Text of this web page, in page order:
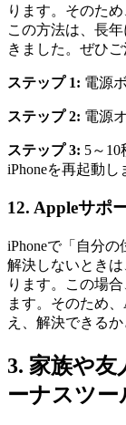
ります。そのた
この方法は、長
きました。ぜひご
ステップ 1: 電源
ステップ 2: 電源
ステップ 3: 5～
iPhoneを再起動し
12. Appleサポ
iPhoneで「自分
解決しないとき
ります。この場
ます。そのため
え、解決できる
3. 家族や友
ーナスツー